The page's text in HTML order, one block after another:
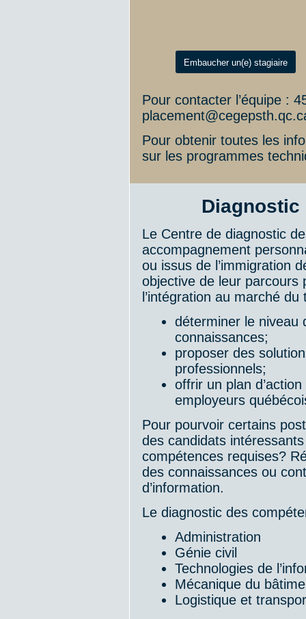
Embaucher un(e) stagiaire
Pour contacter l’équipe :
Pour obtenir toutes les
sur les programmes
Diagnostic
Le Centre de diagnostic
accompagnement
ou issus de l’immigration
objective de leur parcours
l’intégration au marché
déterminer le niveau
connaissances;
proposer des
professionnels;
offrir un plan
employeurs
Pour pourvoir certains
des candidats
compétences requises?
des connaissances ou
d’information.
Le diagnostic des
Administration
Génie civil
Technologies de
Mécanique du
Logistique et